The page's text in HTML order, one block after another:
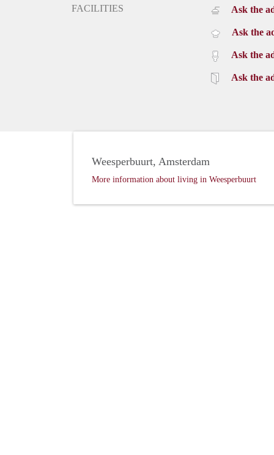
FACILITIES Ask the
Ask the
Ask the
Ask the
Weesperbuurt, Amsterdam
More information about living in Weesperbuurt